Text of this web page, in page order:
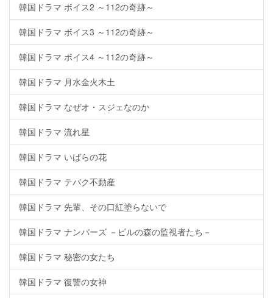
韓国ドラマ ボイス2 ～112の奇跡～
韓国ドラマ ボイス3 ～112の奇跡～
韓国ドラマ ボイス4 ～112の奇跡～
韓国ドラマ 月水金火木土
韓国ドラマ なぜオ・スジェなのか
韓国ドラマ 流れ星
韓国ドラマ いばらの花
韓国ドラマ テバク不動産
韓国ドラマ 先輩、その口紅塗らないで
韓国ドラマ ナンバーズ －ビルの森の監視者たち－
韓国ドラマ 秘密の女たち
韓国ドラマ 復讐の女神